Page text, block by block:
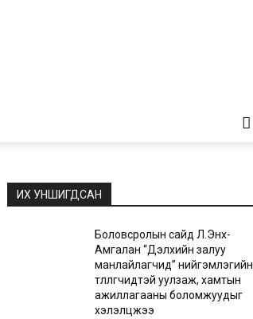
ИХ УНШИГДСАН
Боловсролын сайд Л.Энх-
Амгалан “Дэлхийн залуу
манлайлагчид” нийгэмлэгийн
төлөөлөгчидтэй уулзаж, хамтын
ажиллагааны боломжуудыг
хэлэлцжээ